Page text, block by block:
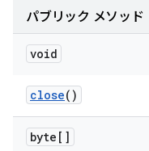
パブリック メソッド
void
close()
byte[]